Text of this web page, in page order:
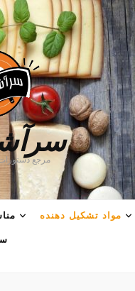
مرجع
مواد تشکیل دهنده